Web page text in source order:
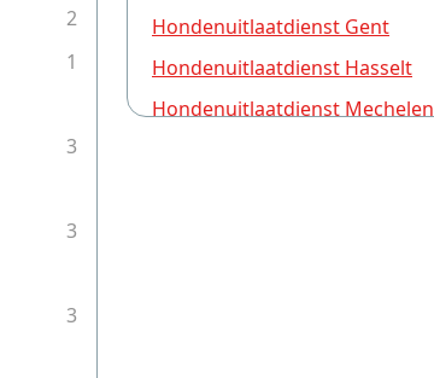
Hondenuitlaatdienst Gent
Hondenuitlaatdienst Hasselt
Hondenuitlaatdienst Mechelen
2
1
3
3
3